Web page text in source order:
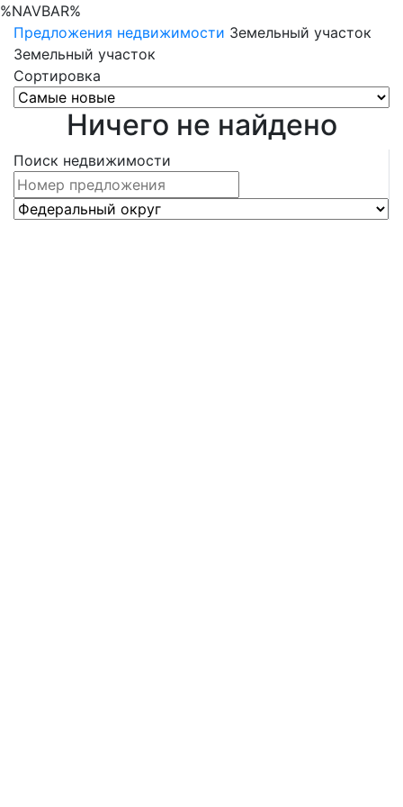
%NAVBAR%
Предложения недвижимости Земельный участок
Земельный участок
Сортировка
Ничего не найдено
Поиск недвижимости